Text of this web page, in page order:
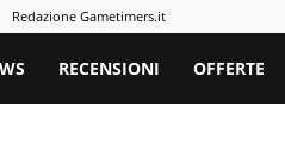
Redazione Gametimers.it
RECENSIONI OFFERTE